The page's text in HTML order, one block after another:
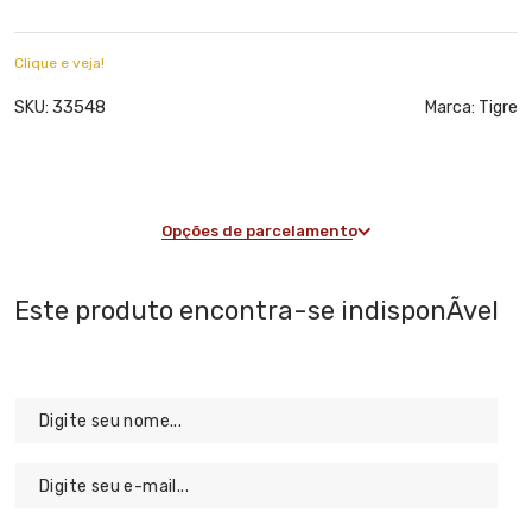
Clique e veja!
SKU: 33548 Marca: Tigre
Opções de parcelamento